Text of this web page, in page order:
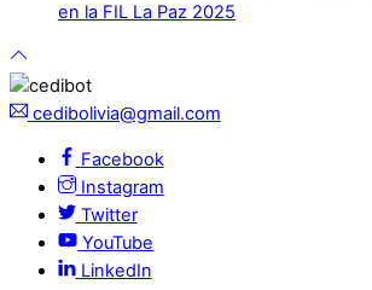
en la FIL La Paz 2025
cedibolivia@gmail.com
Facebook
Instagram
Twitter
YouTube
LinkedIn